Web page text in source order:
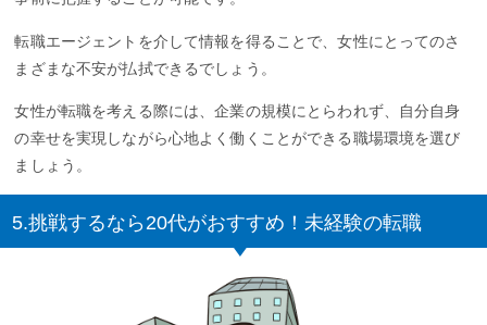
転職エージェントを介して情報を得ることで、女性にとってのさ
まざまな不安が払拭できるでしょう。
女性が転職を考える際には、企業の規模にとらわれず、自分自身
の幸せを実現しながら心地よく働くことができる職場環境を選び
ましょう。
5.挑戦するなら20代がおすすめ！未経験の転職